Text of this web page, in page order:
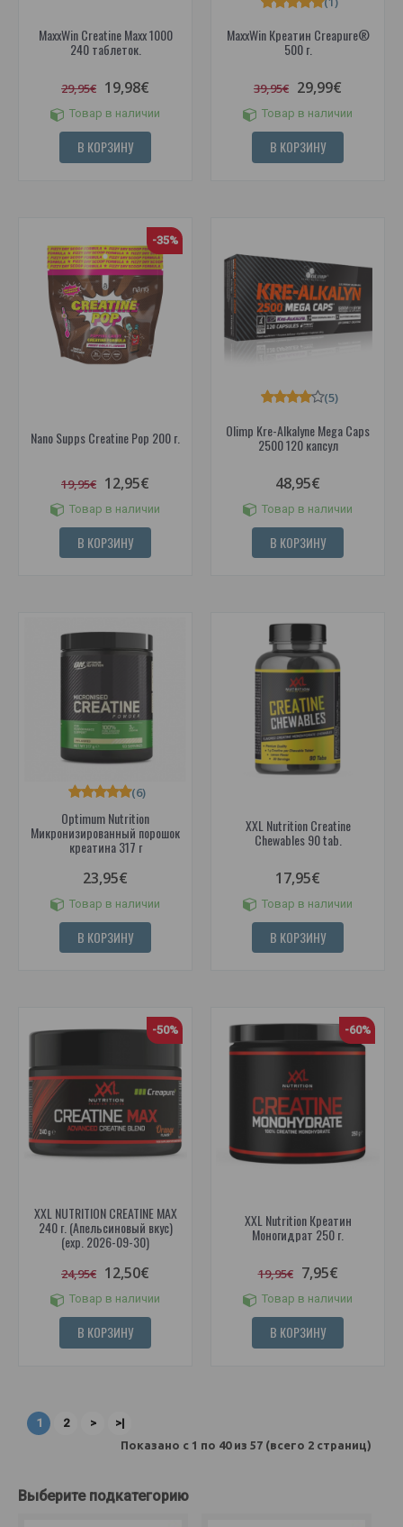
MaxxWin Creatine Maxx 1000
240 таблеток.
29,95€ 19,98€
Товар в наличии
В КОРЗИНУ
MaxxWin Креатин Creapure®
500 г.
39,95€ 29,99€
Товар в наличии
В КОРЗИНУ
-35%
Nano Supps Creatine Pop 200 г.
19,95€ 12,95€
Товар в наличии
В КОРЗИНУ
Olimp Kre-Alkalyne Mega Caps
2500 120 капсул
(5)
48,95€
Товар в наличии
В КОРЗИНУ
Optimum Nutrition
Микронизированный порошок
креатина 317 г
(6)
23,95€
Товар в наличии
В КОРЗИНУ
XXL Nutrition Creatine
Chewables 90 tab.
17,95€
Товар в наличии
В КОРЗИНУ
-50%
XXL NUTRITION CREATINE MAX
240 г. (Апельсиновый вкус)
(exp. 2026-09-30)
24,95€ 12,50€
Товар в наличии
В КОРЗИНУ
-60%
XXL Nutrition Креатин
Моногидрат 250 г.
19,95€ 7,95€
Товар в наличии
В КОРЗИНУ
1 2 > >|
Показано с 1 по 40 из 57 (всего 2 страниц)
Выберите подкатегорию